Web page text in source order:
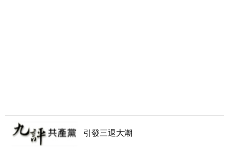
引發三退大潮